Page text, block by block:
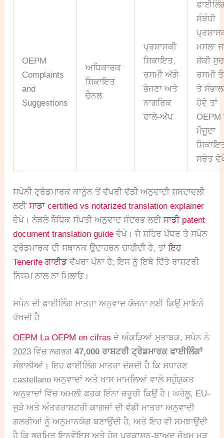
OEPM
Complaints
and
Suggestions
ਅਧਿਕਾਰਕ
ਸ਼ਿਕਾਇਤ
ਚੈਨਲ
ਪ੍ਰਸ਼ਾਸਕੀ
ਸ਼ਿਕਾਇਤ,
ਰਸਮੀ ਅੱਗੇ
ਭੇਜਣਾ ਅਤੇ
ਨਾਗਰਿਕ
ਫਾਲੋ-ਅੱਪ
ਸੰਬੰਧੀ
ਮਸਲਾ
ਸ਼ੱਕੀ
ਰਸਮੀ
ਤੇ
ਹੋਵੇ ਤਾਂ
OEPM
ਮੌਜੂਦਾ
ਸਰੋਤ
ਸਪੇਨੀ ਟ੍ਰੇਡਮਾਰਕ ਕਾਨੂੰਨ ਤੋਂ ਵੱਖਰੀ ਵੱਡੀ ਅਨੁਵਾਦੀ ਸ਼ਬਦਾਵਲੀ
ਲਈਸਾਡਾ certified vs notarized translation explainer
ਵੇਖੋ। ਨੇੜਲੇ ਬੌਧਿਕ ਸੰਪਤੀ ਅਨੁਵਾਦ ਸੰਦਰਭ ਲਈਸਾਡੀ patent
document translation guide ਵੇਖੋ। ਜੇ ਸ਼ਹਿਰ ਪੱਧਰ ਤੇ ਸਪੇਨ
ਟ੍ਰੇਡਮਾਰਕ ਦੀ ਸਥਾਨਕ ਉਦਾਹਰਨ ਚਾਹੀਦੀ ਹੈ, ਤਾਂਇਹ
Tenerife ਗਾਈਡਵੱਖਰਾ ਪੰਨਾ ਹੈ; ਇਸ ਨੂੰ ਇਥੇ ਦਿੱਤੇ ਰਾਸ਼ਟਰੀ
ਨਿਯਮ ਨਾਲ ਨਾ ਮਿਲਾਓ।
ਸਪੇਨ ਦੀ ਫਾਈਲਿੰਗ ਮਾਤਰਾ ਅਨੁਵਾਦ ਯੋਜਨਾ ਲਈ ਕਿਉਂ ਮਾਇਨੇ
ਰੱਖਦੀ ਹੈ
OEPM La OEPM en cifras ਦੇ ਅੰਕੜਿਆਂ ਮੁਤਾਬਕ, ਸਪੇਨ ਨੇ
2023 ਵਿੱਚ ਲਗਭਗ47,000 ਰਾਸ਼ਟਰੀ ਟ੍ਰੇਡਮਾਰਕ ਫਾਈਲਿੰਗਾਂ
ਸੰਭਾਲੀਆਂ। ਇਹ ਫਾਈਲਿੰਗ ਮਾਤਰਾ ਦੱਸਦੀ ਹੈ ਕਿ ਸਧਾਰਣ
castellano ਅਨੁਵਾਦਾਂ ਅਤੇ ਖਾਸ ਮਾਮਲਿਆਂ ਵਾਲੇ ਸਹੁੰਯੁਕਤ
ਅਨੁਵਾਦਾਂ ਵਿੱਚ ਅਮਲੀ ਫਰਕ ਇੰਨਾ ਜ਼ਰੂਰੀ ਕਿਉਂ ਹੈ। ਘਰੇਲੂ, EU-
ਜੁੜੇ ਅਤੇ ਅੰਤਰਰਾਸ਼ਟਰੀ ਕਾਗਜ਼ਾਂ ਦੀ ਵੱਡੀ ਮਾਤਰਾ ਅਨੁਵਾਦੀ
ਗਲਤੀਆਂ ਨੂੰ ਅਨੁਮਾਨਯੋਗ ਬਣਾਉਂਦੀ ਹੈ, ਅਤੇ ਇਹ ਵੀ ਸਮਝਾਉਂਦੀ
ਹੈ ਕਿ ਭ੍ਰਮਿਤ ਇਨਵੌਇਸ ਅਤੇ ਹੋਰ ਪ੍ਰਕਾਸ਼ਨ-ਬਾਅਦ ਜੋਖਮ ਮੁੜ